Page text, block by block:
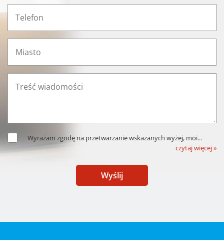
Wyrażam zgodę na przetwarzanie wskazanych wyżej, moi...
czytaj więcej »
Wyślij